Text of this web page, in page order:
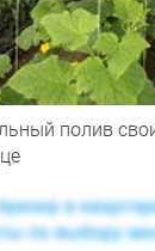
полив